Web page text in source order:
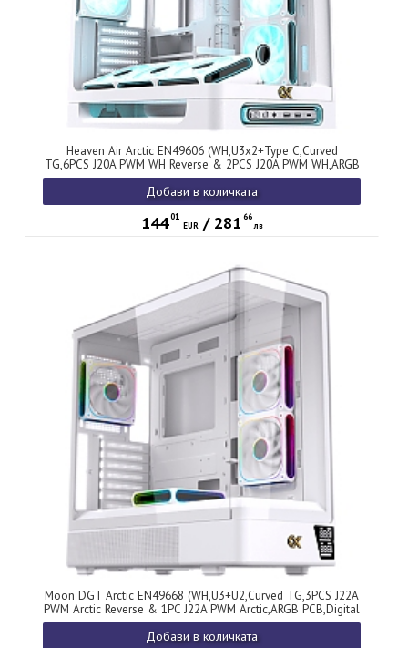
Heaven Air Arctic EN49606 (WH,U3x2+Type C,Curved
TG,6PCS J20A PWM WH Reverse & 2PCS J20A PWM WH,ARGB
& PWM Remote Control Box)
Добави в количката
144 01
EUR/ 281 66
лв
Moon DGT Arctic EN49668 (WH,U3+U2,Curved TG,3PCS J22A
PWM Arctic Reverse & 1PC J22A PWM Arctic,ARGB PCB,Digital
LCD)
Добави в количката